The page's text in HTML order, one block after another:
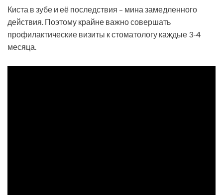
Киста в зубе и её последствия – мина замедленного
действия. Поэтому крайне важно совершать
профилактические визиты к стоматологу каждые 3-4
месяца.